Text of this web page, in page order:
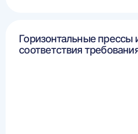
Горизонтальные прессы
соответствия